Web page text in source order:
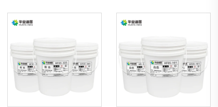
Blan Ordineri ak
Papye Kouvè epi Lòt
imprèmyon flexo dlo
ki bon an ka sèvi.